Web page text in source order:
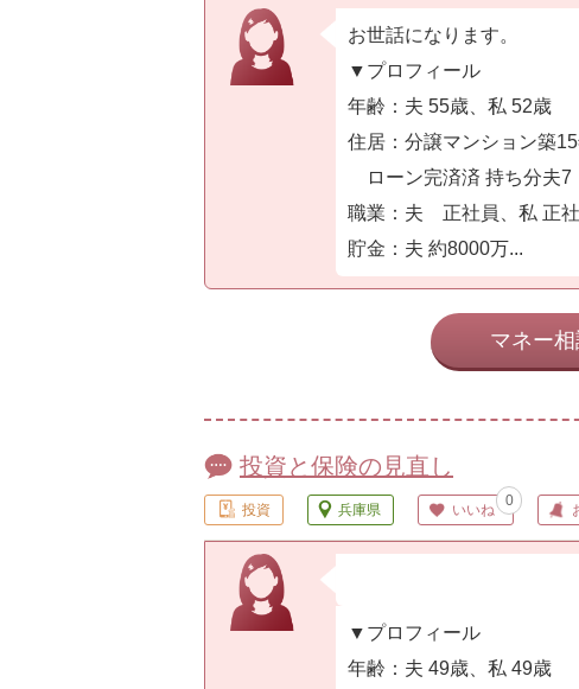
お世話になります。
▼プロフィール
年齢：夫 55歳、私 52歳
住居：分譲マンション築
ローン完済済 持ち分夫7
職業：夫 正社員、私 正
貯金：夫 約8000万...
マネー
投資と保険の見直し
投資 兵庫県 いいね
0
▼プロフィール
年齢：夫 49歳、私 49歳